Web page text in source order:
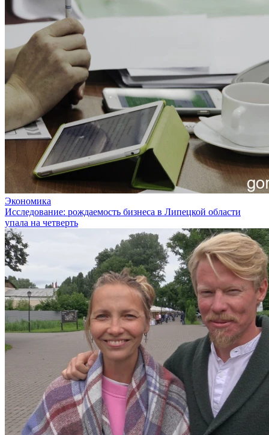
Экономика
Исследование: рождаемость бизнеса в Липецкой области
упала на четверть